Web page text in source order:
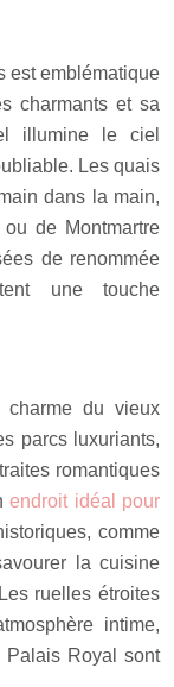
est emblématique
charmants et sa
illumine le ciel
Les quais
dans la main,
de Montmartre
de renommée
une touche
charme du vieux
parcs luxuriants,
romantiques
endroit idéal pour
comme
la cuisine
ruelles étroites
intime,
Royal sont